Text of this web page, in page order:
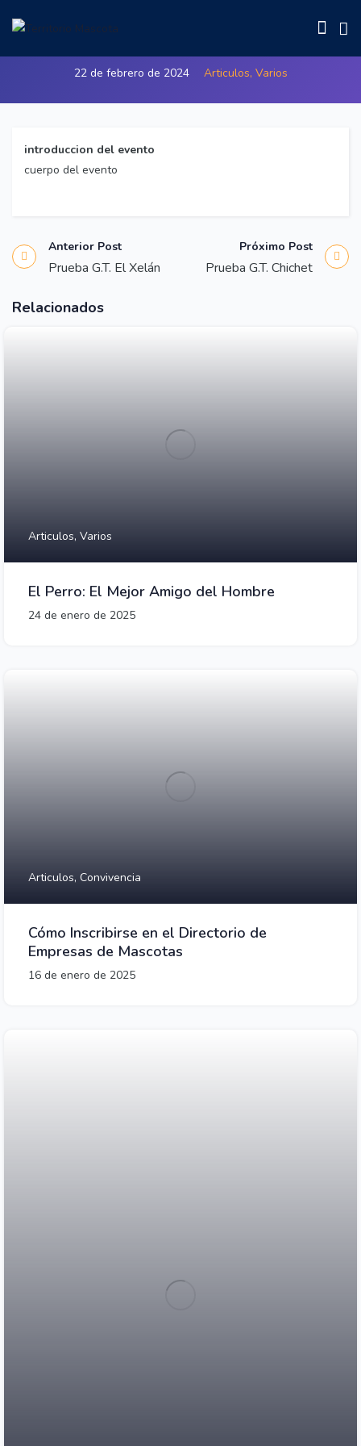
Prueba G.T. Sairanac Gran Canaria
22 de febrero de 2024 Articulos, Varios
introduccion del evento
cuerpo del evento
Anterior Post
Prueba G.T. El Xelán
Próximo Post
Prueba G.T. Chichet
Relacionados
Articulos, Varios
El Perro: El Mejor Amigo del Hombre
24 de enero de 2025
Articulos, Convivencia
Cómo Inscribirse en el Directorio de
Empresas de Mascotas
16 de enero de 2025